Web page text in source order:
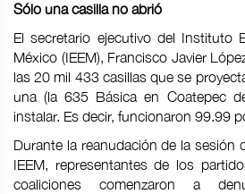
Sólo una casilla no abrió
El secretario ejecutivo del Instituto
México (IEEM), Francisco Javier
las 20 mil 433 casillas que se
una (la 635 Básica en Coatepec
instalar. Es decir, funcionaron 99.99
Durante la reanudación de la sesión
IEEM, representantes de los
coaliciones comenzaron a